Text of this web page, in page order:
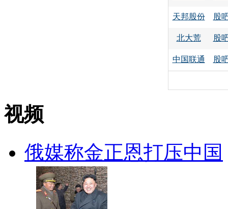
天邦股份 股
北大荒 股
中国联通 股
视频
俄媒称金正恩打压中国